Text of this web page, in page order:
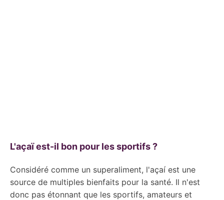
L'açaï est-il bon pour les sportifs ?
Considéré comme un superaliment, l'açaí est une
source de multiples bienfaits pour la santé. Il n'est
donc pas étonnant que les sportifs, amateurs et